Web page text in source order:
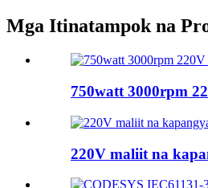
Mga Itinatampok na
750watt 3000rpm
220V maliit na